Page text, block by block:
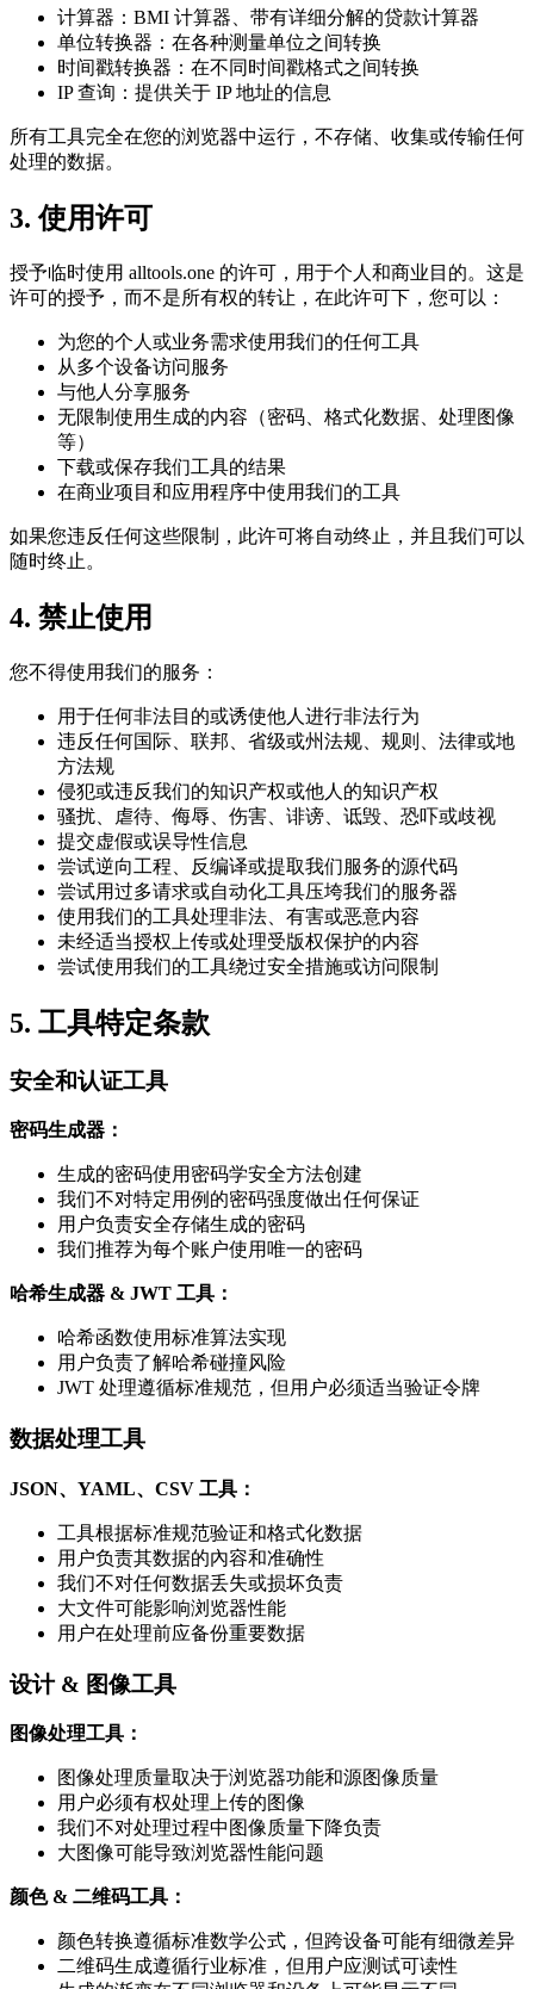
计算器：BMI 计算器、带有详细分解的贷款计算器
单位转换器：在各种测量单位之间转换
时间戳转换器：在不同时间戳格式之间转换
IP 查询：提供关于 IP 地址的信息
所有工具完全在您的浏览器中运行，不存储、收集或传输任何
处理的数据。
3. 使用许可
授予临时使用 alltools.one 的许可，用于个人和商业目的。这是
许可的授予，而不是所有权的转让，在此许可下，您可以：
为您的个人或业务需求使用我们的任何工具
从多个设备访问服务
与他人分享服务
无限制使用生成的内容（密码、格式化数据、处理图像
等）
下载或保存我们工具的结果
在商业项目和应用程序中使用我们的工具
如果您违反任何这些限制，此许可将自动终止，并且我们可以
随时终止。
4. 禁止使用
您不得使用我们的服务：
用于任何非法目的或诱使他人进行非法行为
违反任何国际、联邦、省级或州法规、规则、法律或地
方法规
侵犯或违反我们的知识产权或他人的知识产权
骚扰、虐待、侮辱、伤害、诽谤、诋毁、恐吓或歧视
提交虚假或误导性信息
尝试逆向工程、反编译或提取我们服务的源代码
尝试用过多请求或自动化工具压垮我们的服务器
使用我们的工具处理非法、有害或恶意内容
未经适当授权上传或处理受版权保护的内容
尝试使用我们的工具绕过安全措施或访问限制
5. 工具特定条款
安全和认证工具
密码生成器：
生成的密码使用密码学安全方法创建
我们不对特定用例的密码强度做出任何保证
用户负责安全存储生成的密码
我们推荐为每个账户使用唯一的密码
哈希生成器 & JWT 工具：
哈希函数使用标准算法实现
用户负责了解哈希碰撞风险
JWT 处理遵循标准规范，但用户必须适当验证令牌
数据处理工具
JSON、YAML、CSV 工具：
工具根据标准规范验证和格式化数据
用户负责其数据的內容和准确性
我们不对任何数据丢失或损坏负责
大文件可能影响浏览器性能
用户在处理前应备份重要数据
设计 & 图像工具
图像处理工具：
图像处理质量取决于浏览器功能和源图像质量
用户必须有权处理上传的图像
我们不对处理过程中图像质量下降负责
大图像可能导致浏览器性能问题
颜色 & 二维码工具：
颜色转换遵循标准数学公式，但跨设备可能有细微差异
二维码生成遵循行业标准，但用户应测试可读性